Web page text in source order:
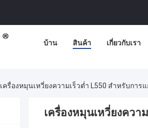
บ้าน สินค้า เกี่ยวกับเรา
เครื่องหมุนเหวี่ยงความเร็วต่ำ L550 สำหรับกา
เครื่องหมุนเหวี่ยงควา